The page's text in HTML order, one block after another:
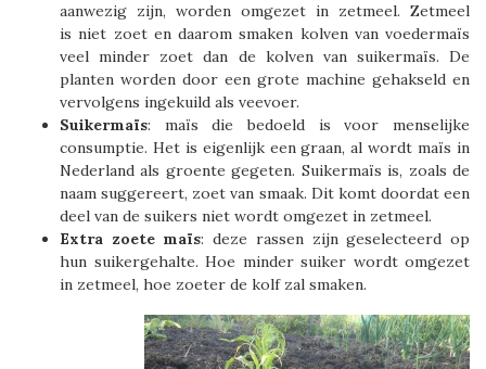
aanwezig zijn, worden omgezet in zetmeel. Zetmeel
is niet zoet en daarom smaken kolven van voedermaïs
veel minder zoet dan de kolven van suikermaïs. De
planten worden door een grote machine gehakseld en
vervolgens ingekuild als veevoer.
Suikermaïs: maïs die bedoeld is voor menselijke
consumptie. Het is eigenlijk een graan, al wordt maïs in
Nederland als groente gegeten. Suikermaïs is, zoals de
naam suggereert, zoet van smaak. Dit komt doordat een
deel van de suikers niet wordt omgezet in zetmeel.
Extra zoete maïs: deze rassen zijn geselecteerd op
hun suikergehalte. Hoe minder suiker wordt omgezet
in zetmeel, hoe zoeter de kolf zal smaken.